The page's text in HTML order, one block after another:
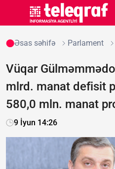
Əsas səhifə Parlament
Vüqar
mlrd. manat defisit
580,0 mln. manat
9 İyun 14:26